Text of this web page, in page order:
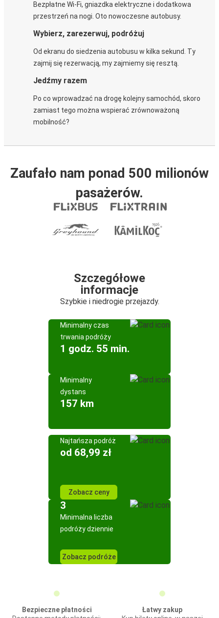
Bezpłatne Wi-Fi, gniazdka elektryczne i dodatkowa
przestrzeń na nogi. Oto nowoczesne autobusy.
Wybierz, zarezerwuj, podróżuj
Od ekranu do siedzenia autobusu w kilka sekund. Ty
zajmij się rezerwacją, my zajmiemy się resztą.
Jedźmy razem
Po co wprowadzać na drogę kolejny samochód, skoro
zamiast tego można wspierać zrównoważoną
mobilność?
Zaufało nam ponad 500 milionów
pasażerów.
Szczegółowe
informacje
Szybkie i niedrogie przejazdy.
Minimalny czas
trwania podróży
1 godz. 55 min.
Minimalny
dystans
157 km
Najtańsza podróż
od 68,99 zł
Zobacz ceny
3
Minimalna liczba
podróży dziennie
Zobacz podróże
Bezpieczne płatności
Łatwy zakup